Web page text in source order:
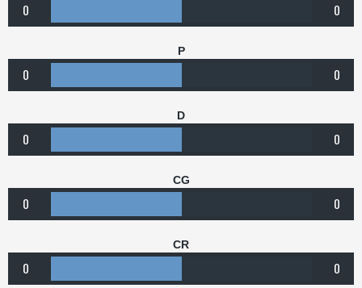
0 0
P
0 0
D
0 0
CG
0 0
CR
0 0